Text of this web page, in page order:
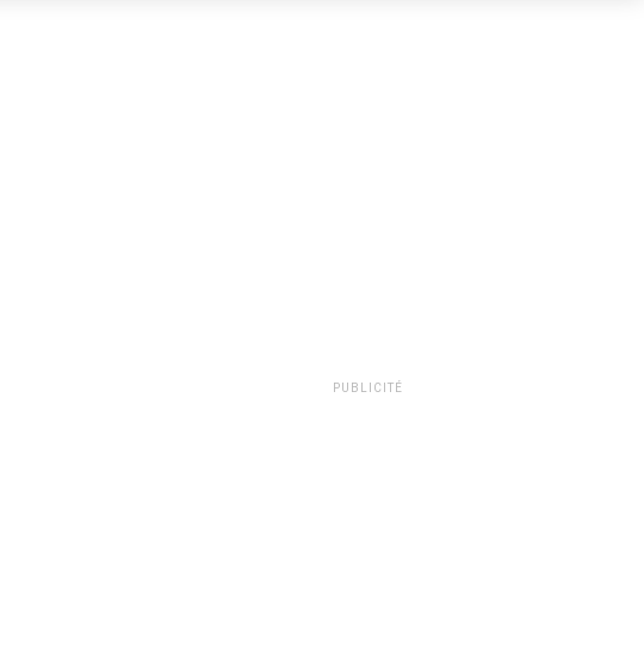
PUBLICITÉ